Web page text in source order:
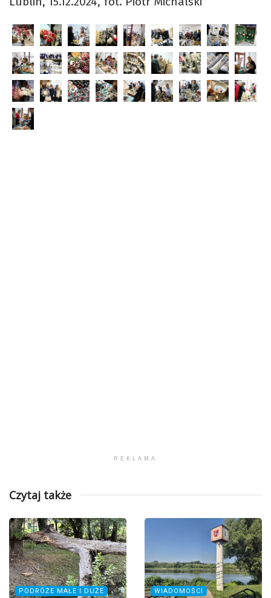
REKLAMA
Czytaj także
PODRÓŻE MAŁE I DUŻE WIADOMOŚCI